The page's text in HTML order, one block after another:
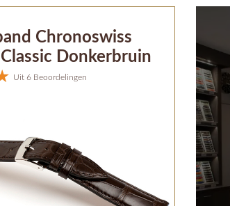
Chronoswiss
Donkerbruin
Uit 6 Beoordelingen